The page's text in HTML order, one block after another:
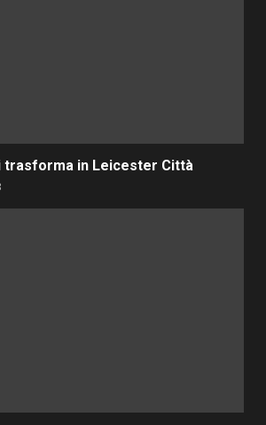
trasforma in Leicester Città